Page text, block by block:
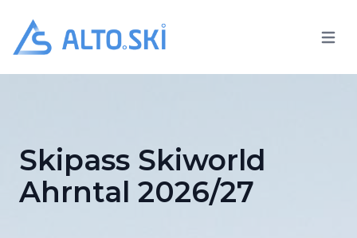
Alto.Ski Open
Skipass Skiworld
Ahrntal 2026/27